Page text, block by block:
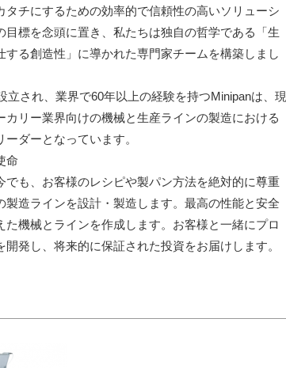
タチにするための効率的で信頼性の高いソリューシ
目標を念頭に置き、私たちは独自の哲学である「生
する創造性」に導かれた専門家チームを構築しまし
立され、業界で60年以上の経験を持つMinipanは、現
カリー業界向けの機械と生産ラインの製造における
ーダーとなっています。
命
でも、お客様のレシピや製パン方法を絶対的に尊重
製造ラインを設計・製造します。最高の性能と安全
た機械とラインを作成します。お客様と一緒にプロ
開発し、将来的に保証された投資をお届けします。